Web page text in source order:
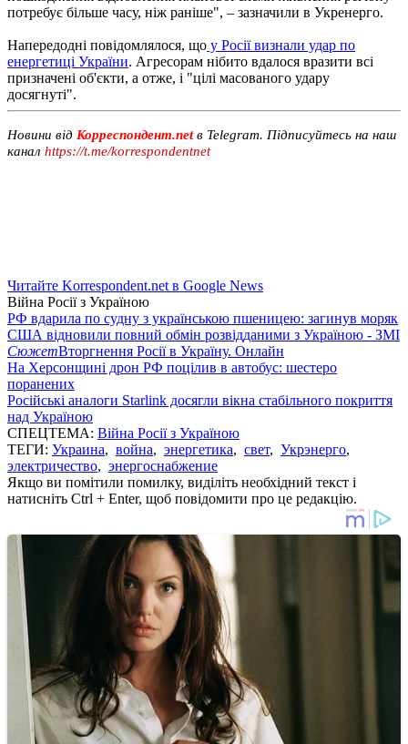
потребує більше часу, ніж раніше", – зазначили в Укренерго.
Напередодні повідомлялося, що у Росії визнали удар по
енергетиці України. Агресорам нібито вдалося вразити всі
призначені об'єкти, а отже, і "цілі масованого удару
досягнуті".
Новини від Корреспондент.netв Telegram. Підписуйтесь на наш
канал https://t.me/korrespondentnet
Читайте Korrespondent.net в Google News
Війна Росії з Україною
РФ вдарила по судну з українською пшеницею: загинув моряк
США відновили повний обмін розвідданими з Україною - ЗМІ
СюжетВторгнення Росії в Україну. Онлайн
На Херсонщині дрон РФ поцілив в автобус: шестеро
поранених
Російські аналоги Starlink досягли вікна стабільного покриття
над Україною
СПЕЦТЕМА: Війна Росії з Україною
ТЕГИ: Украина, война, энергетика, свет, Укрэнерго,
электричество, энергоснабжение
Якщо ви помітили помилку, виділіть необхідний текст і
натисніть Ctrl + Enter, щоб повідомити про це редакцію.